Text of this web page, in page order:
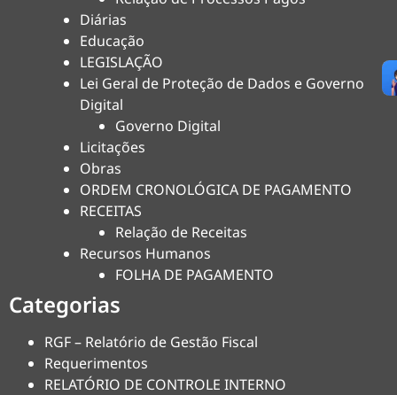
Diárias
Educação
LEGISLAÇÃO
Lei Geral de Proteção de Dados e Governo
Digital
Governo Digital
Licitações
Obras
ORDEM CRONOLÓGICA DE PAGAMENTO
RECEITAS
Relação de Receitas
Recursos Humanos
FOLHA DE PAGAMENTO
Categorias
RGF – Relatório de Gestão Fiscal
Requerimentos
RELATÓRIO DE CONTROLE INTERNO